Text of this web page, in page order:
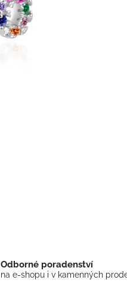
Odborné poradenství
na e-shopu i v kamenných